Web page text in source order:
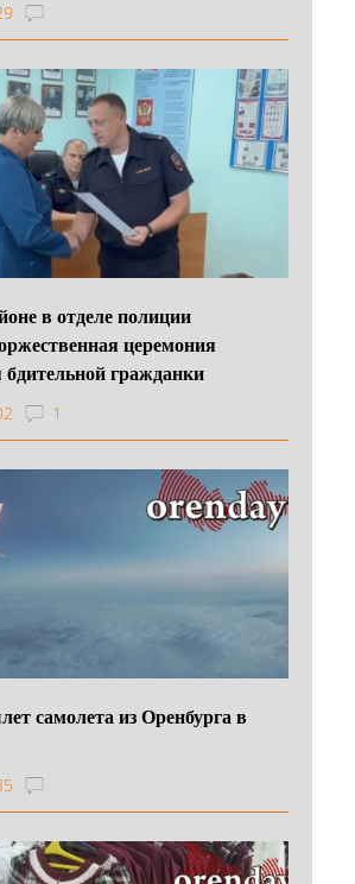
в отделе полиции
церемония
гражданки
1
самолета из Оренбурга в